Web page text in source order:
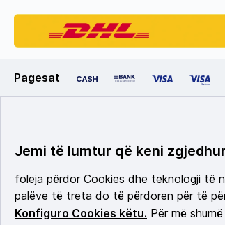
Pagesat
Jemi të lumtur që keni
foleja përdor Cookies dhe teknologji të
palëve të treta do të përdoren për të
Konfiguro Cookies këtu. Për më